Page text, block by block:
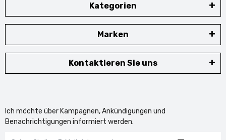
Kategorien
Marken
Kontaktieren Sie uns
Ich möchte über Kampagnen, Ankündigungen und
Benachrichtigungen informiert werden.